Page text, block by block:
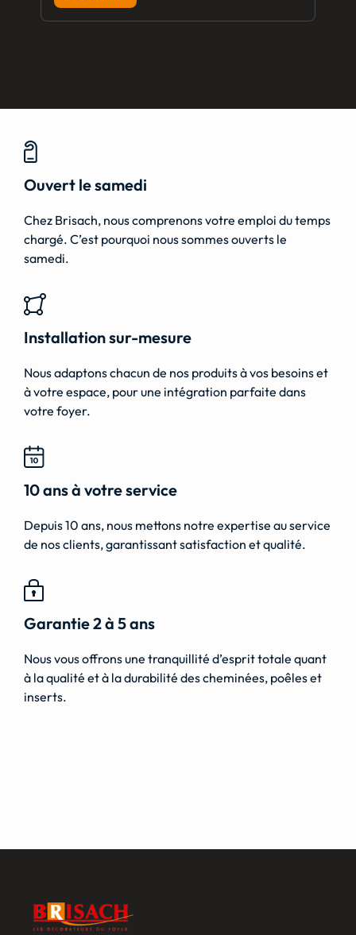
Ouvert le samedi
Chez Brisach, nous comprenons votre emploi du temps
chargé. C’est pourquoi nous sommes ouverts le
samedi.
Installation sur-mesure
Nous adaptons chacun de nos produits à vos besoins et
à votre espace, pour une intégration parfaite dans
votre foyer.
10 ans à votre service
Depuis 10 ans, nous mettons notre expertise au service
de nos clients, garantissant satisfaction et qualité.
Garantie 2 à 5 ans
Nous vous offrons une tranquillité d’esprit totale quant
à la qualité et à la durabilité des cheminées, poêles et
inserts.